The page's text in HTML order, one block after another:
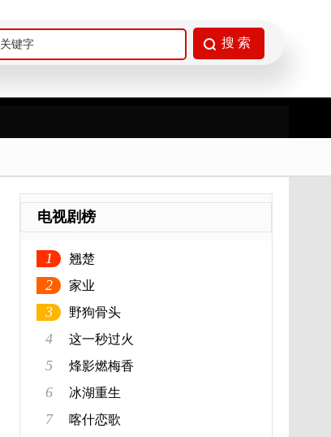
电视剧榜
1 翘楚
2 家业
3 野狗骨头
4 这一秒过火
5 烽影燃梅香
6 冰湖重生
7 喀什恋歌